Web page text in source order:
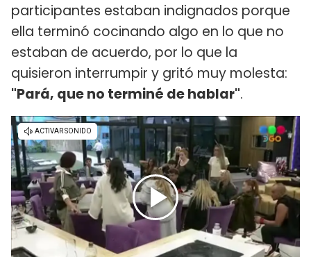
participantes estaban indignados porque
ella terminó cocinando algo en lo que no
estaban de acuerdo, por lo que la
quisieron interrumpir y gritó muy molesta:
"Pará, que no terminé de hablar".